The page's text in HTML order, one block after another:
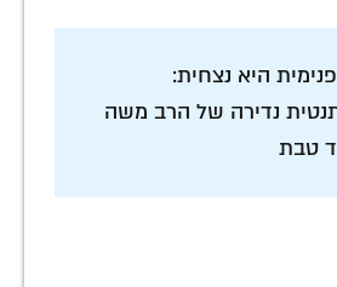
היא נצחית:
נדירה של הרב משה
טבת